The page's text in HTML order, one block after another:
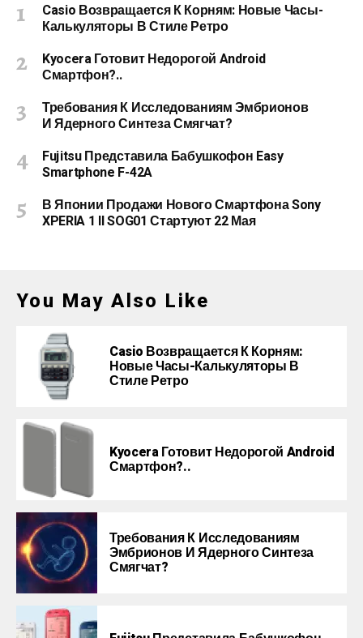
Casio Возвращается К Корням: Новые Часы-
Калькуляторы В Стиле Ретро
Kyocera Готовит Недорогой Android
Смартфон?..
Требования К Исследованиям Эмбрионов
И Ядерного Синтеза Смягчат?
Fujitsu Представила Бабушкофон Easy
Smartphone F-42A
В Японии Продажи Нового Смартфона Sony
XPERIA 1 II SOG01 Стартуют 22 Мая
You May Also Like
Casio Возвращается К Корням:
Новые Часы-Калькуляторы В
Стиле Ретро
Kyocera Готовит Недорогой Android
Смартфон?..
Требования К Исследованиям
Эмбрионов И Ядерного Синтеза
Смягчат?